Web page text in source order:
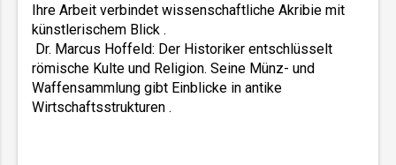
Ihre Arbeit verbindet wissenschaftliche Akribie mit
künstlerischem Blick .
Dr. Marcus Hoffeld: Der Historiker entschlüsselt
römische Kulte und Religion. Seine Münz- und
Waffensammlung gibt Einblicke in antike
Wirtschaftsstrukturen .